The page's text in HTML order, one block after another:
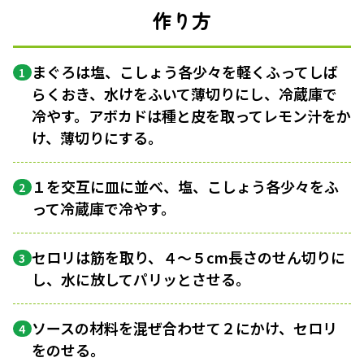
作り方
1 まぐろは塩、こしょう各少々を軽くふってしば
らくおき、水けをふいて薄切りにし、冷蔵庫で
冷やす。アボカドは種と皮を取ってレモン汁をか
け、薄切りにする。
2 １を交互に皿に並べ、塩、こしょう各少々をふ
って冷蔵庫で冷やす。
3 セロリは筋を取り、４〜５cm長さのせん切りに
し、水に放してパリッとさせる。
4 ソースの材料を混ぜ合わせて２にかけ、セロリ
をのせる。